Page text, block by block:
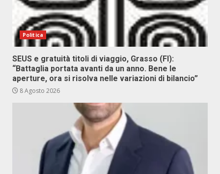
Politica
SEUS e gratuità titoli di viaggio, Grasso (FI):
“Battaglia portata avanti da un anno. Bene le
aperture, ora si risolva nelle variazioni di bilancio”
8 Agosto 2026